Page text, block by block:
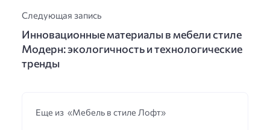
Следующая запись
Инновационные материалы в мебели стиле
Модерн: экологичность и технологические
тренды
Еще из «Мебель в стиле Лофт»